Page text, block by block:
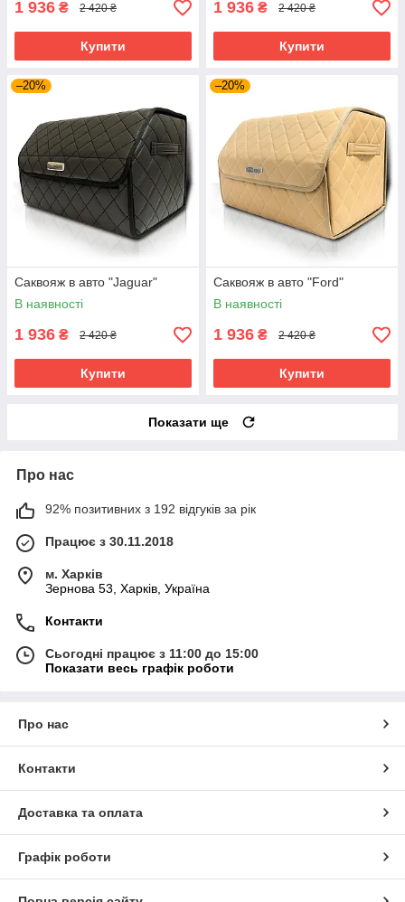
1 936 ₴ 2 420 ₴
Купити
1 936 ₴ 2 420 ₴
Купити
–20%
Саквояж в авто "Jaguar"
В наявності
1 936 ₴ 2 420 ₴
Купити
–20%
Саквояж в авто "Ford"
В наявності
1 936 ₴ 2 420 ₴
Купити
Показати ще
Про нас
92% позитивних з 192 відгуків за рік
Працює з 30.11.2018
м. Харків
Зернова 53, Харків, Україна
Контакти
Сьогодні працює з 11:00 до 15:00
Показати весь графік роботи
Про нас
Контакти
Доставка та оплата
Графік роботи